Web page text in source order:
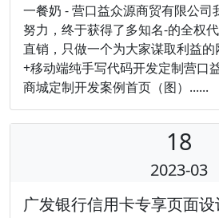
一餐奶 - 营口益众源商贸有限公司
努力，终于获得了多知名-的全权
直销，只做一个为大家谋取利益
+移动端纯手写代码开发定制营口
商城定制开发案例首页（图）......
18
2023-03
广发银行信用卡专享页面